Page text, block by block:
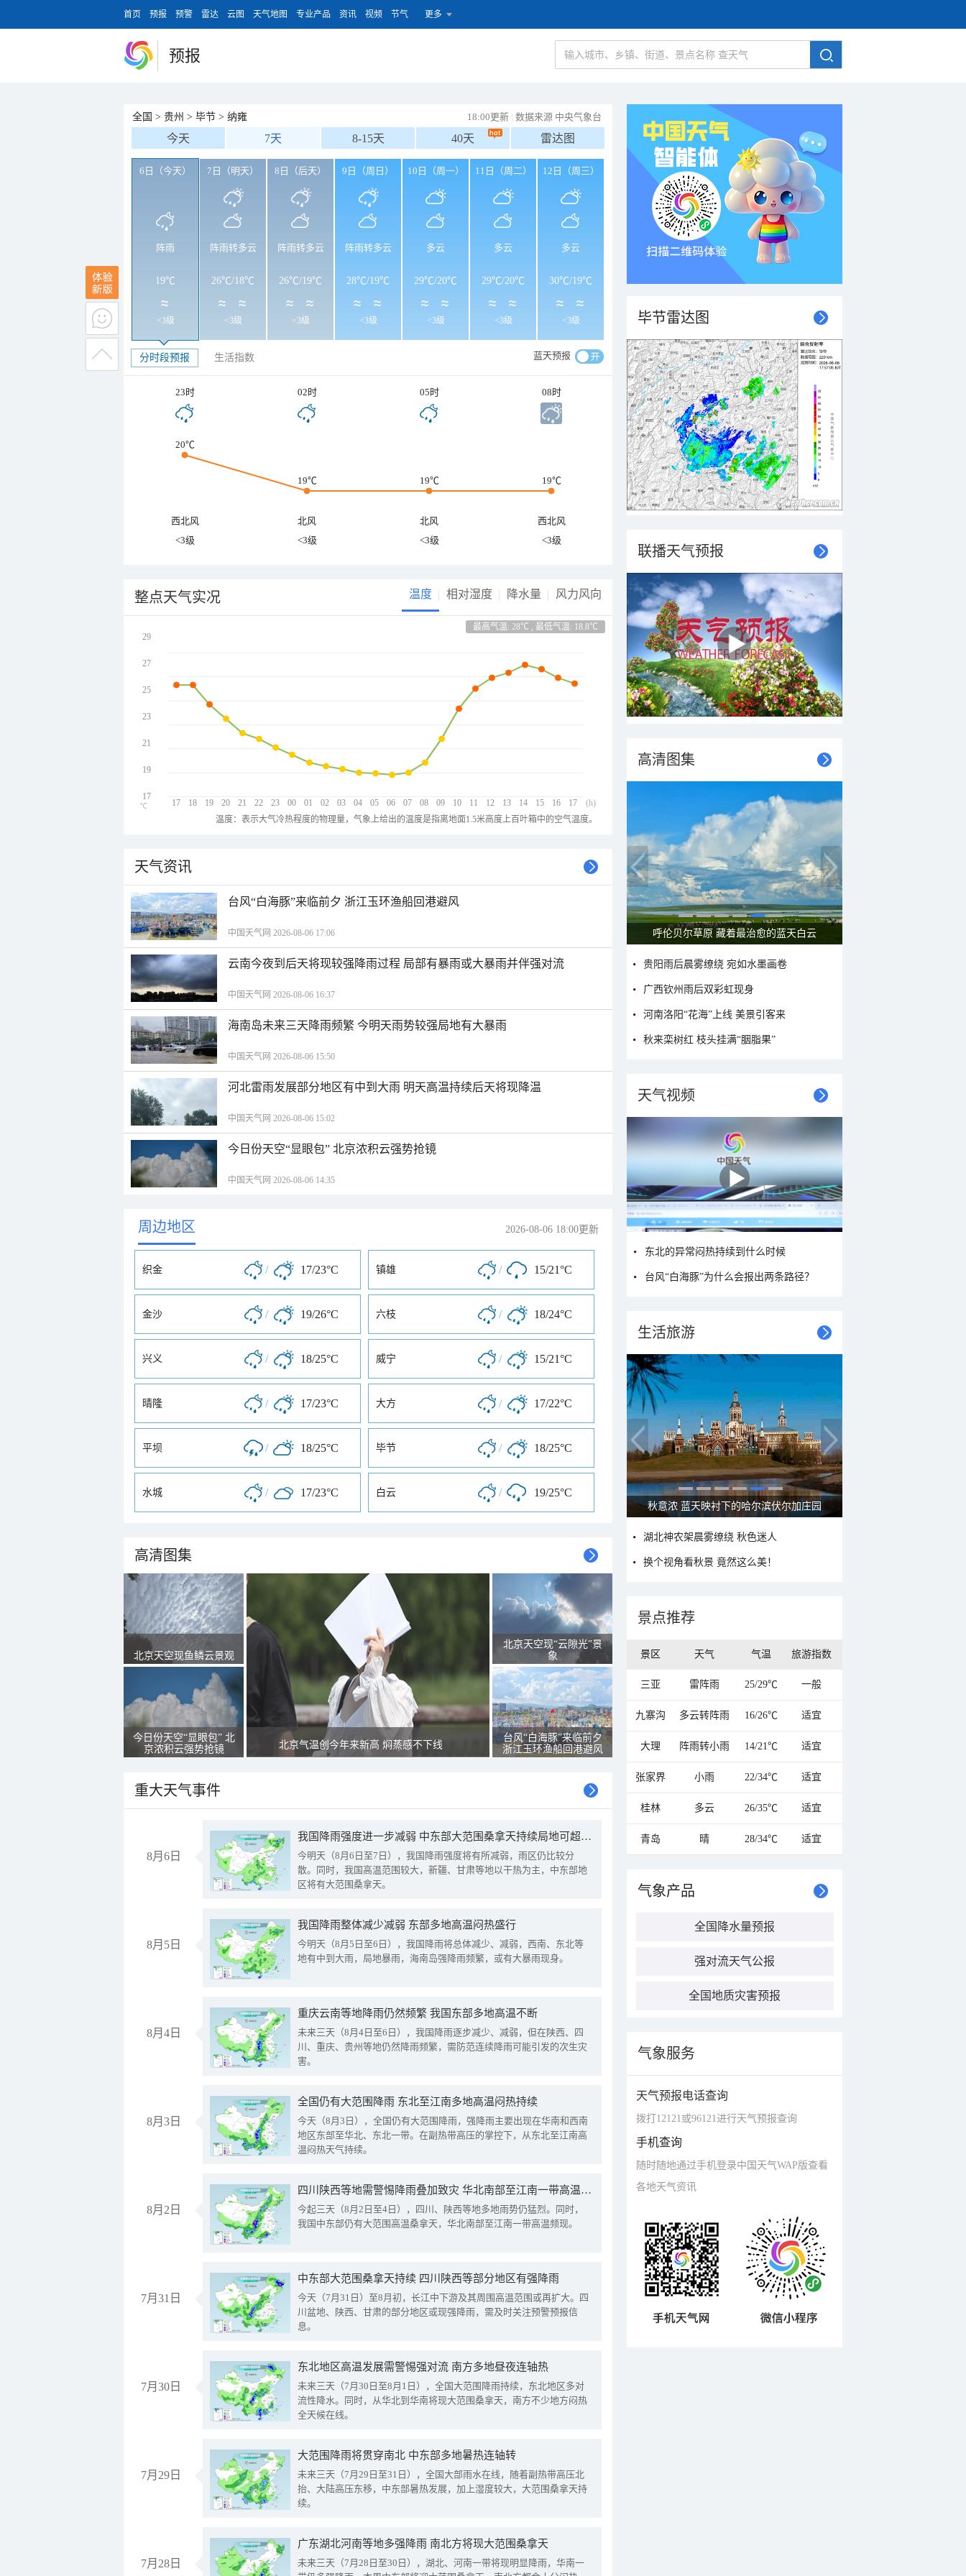
首页 预报 预警 雷达 云图 天气地图 专业产品 资讯 视频 节气 更多
预报
全国 > 贵州 > 毕节 > 纳雍 18:00更新 | 数据来源 中央气象台
今天 7天 8-15天 40天 雷达图
6日（今天）
阵雨
19℃
<3级
7日（明天）
阵雨转多云
26℃/18℃
<3级
8日（后天）
阵雨转多云
26℃/19℃
<3级
9日（周日）
阵雨转多云
28℃/19℃
<3级
10日（周一）
多云
29℃/20℃
<3级
11日（周二）
多云
29℃/20℃
<3级
12日（周三）
多云
30℃/19℃
<3级
分时段预报 生活指数 蓝天预报
23时 02时 05时 08时
20℃
19℃ 19℃ 19℃
西北风 北风 北风
西北风
<3级
<3级 <3级 <3级
整点天气实况 温度 相对湿度 降水量 风力风向
最高气温: 28℃ , 最低气温: 18.8℃
17 18 19 20 21 22 23 00 01 02 03 04 05 06 07 08 09 10 11 12 13 14 15 16 17
29
27
25
23
21
19
17
(h)
℃
温度：表示大气冷热程度的物理量，气象上给出的温度是指离地面1.5米高度上百叶箱中的空气温度。
天气资讯
台风“白海豚”来临前夕 浙江玉环渔船回港避风
中国天气网 2026-08-06 17:06
云南今夜到后天将现较强降雨过程 局部有暴雨或大暴雨并伴强对流
中国天气网 2026-08-06 16:37
海南岛未来三天降雨频繁 今明天雨势较强局地有大暴雨
中国天气网 2026-08-06 15:50
河北雷雨发展部分地区有中到大雨 明天高温持续后天将现降温
中国天气网 2026-08-06 15:02
今日份天空“显眼包” 北京浓积云强势抢镜
中国天气网 2026-08-06 14:35
周边地区 2026-08-06 18:00更新
织金 / 17/23°C 镇雄 / 15/21°C
金沙 / 19/26°C 六枝 / 18/24°C
兴义 / 18/25°C 威宁 / 15/21°C
晴隆 / 17/23°C 大方 / 17/22°C
平坝 / 18/25°C 毕节 / 18/25°C
水城 / 17/23°C 白云 / 19/25°C
高清图集
北京天空现鱼鳞云景观
今日份天空“显眼包” 北
京浓积云强势抢镜
北京气温创今年来新高 焖蒸感不下线
北京天空现“云隙光”景
象
台风“白海豚”来临前夕
浙江玉环渔船回港避风
重大天气事件
8月6日
我国降雨强度进一步减弱 中东部大范围桑拿天持续局地可超38℃
今明天（8月6日至7日），我国降雨强度将有所减弱，雨区仍比较分
散。同时，我国高温范围较大，新疆、甘肃等地以干热为主，中东部地
区将有大范围桑拿天。
8月5日
我国降雨整体减少减弱 东部多地高温闷热盛行
今明天（8月5日至6日），我国降雨将总体减少、减弱，西南、东北等
地有中到大雨，局地暴雨，海南岛强降雨频繁，或有大暴雨现身。
8月4日
重庆云南等地降雨仍然频繁 我国东部多地高温不断
未来三天（8月4日至6日），我国降雨逐步减少、减弱，但在陕西、四
川、重庆、贵州等地仍然降雨频繁，需防范连续降雨可能引发的次生灾
害。
8月3日
全国仍有大范围降雨 东北至江南多地高温闷热持续
今天（8月3日），全国仍有大范围降雨，强降雨主要出现在华南和西南
地区东部至华北、东北一带。在副热带高压的掌控下，从东北至江南高
温闷热天气持续。
8月2日
四川陕西等地需警惕降雨叠加致灾 华北南部至江南一带高温频现
今起三天（8月2日至4日），四川、陕西等地多地雨势仍猛烈。同时，
我国中东部仍有大范围高温桑拿天，华北南部至江南一带高温频现。
7月31日
中东部大范围桑拿天持续 四川陕西等部分地区有强降雨
今天（7月31日）至8月初，长江中下游及其周围高温范围或再扩大。四
川盆地、陕西、甘肃的部分地区或现强降雨，需及时关注预警预报信
息。
7月30日
东北地区高温发展需警惕强对流 南方多地昼夜连轴热
未来三天（7月30日至8月1日），全国大范围降雨持续，东北地区多对
流性降水。同时，从华北到华南将现大范围桑拿天，南方不少地方闷热
全天候在线。
7月29日
大范围降雨将贯穿南北 中东部多地暑热连轴转
未来三天（7月29日至31日），全国大部雨水在线，随着副热带高压北
抬、大陆高压东移，中东部暑热发展，加上湿度较大，大范围桑拿天持
续。
7月28日
广东湖北河南等地多强降雨 南北方将现大范围桑拿天
未来三天（7月28日至30日），湖北、河南一带将现明显降雨，华南一
毕节雷达图
联播天气预报
高清图集
呼伦贝尔草原 藏着最治愈的蓝天白云
贵阳雨后晨雾缭绕 宛如水墨画卷
广西钦州雨后双彩虹现身
河南洛阳“花海”上线 美景引客来
秋来栾树红 枝头挂满“胭脂果”
天气视频
东北的异常闷热持续到什么时候
台风“白海豚”为什么会报出两条路径？
生活旅游
秋意浓 蓝天映衬下的哈尔滨伏尔加庄园
湖北神农架晨雾缭绕 秋色迷人
换个视角看秋景 竟然这么美！
景点推荐
景区 天气 气温 旅游指数
三亚 雷阵雨 25/29℃ 一般
九寨沟 多云转阵雨 16/26℃ 适宜
大理 阵雨转小雨 14/21℃ 适宜
张家界 小雨 22/34℃ 适宜
桂林 多云 26/35℃ 适宜
青岛 晴 28/34℃ 适宜
气象产品
全国降水量预报
强对流天气公报
全国地质灾害预报
气象服务
天气预报电话查询
拨打12121或96121进行天气预报查询
手机查询
随时随地通过手机登录中国天气WAP版查看
各地天气资讯